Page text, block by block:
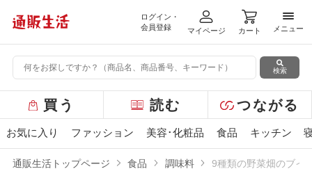
ログイン・
会員登録
マイページ カート
メニ
メニュー
検索
ー
バ
買う 読む つながる
お気に入り ファッション 美容･化粧品 食品 キッチン
通販生活トップページ 食品 調味料 9種類の野菜畑のブイ